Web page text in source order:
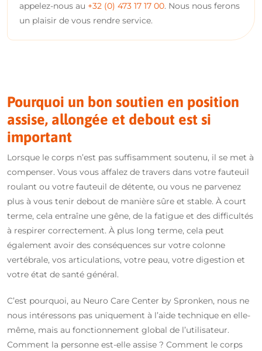
appelez-nous au +32 (0) 473 17 17 00. Nous nous ferons
un plaisir de vous rendre service.
Pourquoi un bon soutien en position
assise, allongée et debout est si
important
Lorsque le corps n’est pas suffisamment soutenu, il se met à
compenser. Vous vous affalez de travers dans votre fauteuil
roulant ou votre fauteuil de détente, ou vous ne parvenez
plus à vous tenir debout de manière sûre et stable. À court
terme, cela entraîne une gêne, de la fatigue et des difficultés
à respirer correctement. À plus long terme, cela peut
également avoir des conséquences sur votre colonne
vertébrale, vos articulations, votre peau, votre digestion et
votre état de santé général.
C’est pourquoi, au Neuro Care Center by Spronken, nous ne
nous intéressons pas uniquement à l’aide technique en elle-
même, mais au fonctionnement global de l’utilisateur.
Comment la personne est-elle assise ? Comment le corps